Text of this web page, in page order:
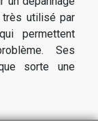
très utilisé par
permettent
Ses
sorte une